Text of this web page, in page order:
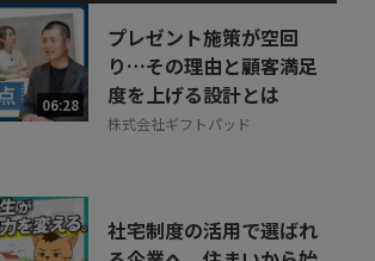
にご相談・ご質問いただけます！
30秒でお申し込み可能
相談を希望する 無料
06:28
プレゼント施策が空回
り…その理由と顧客満足
度を上げる設計とは
株式会社ギフトパッド
社宅制度の活用で選ばれ